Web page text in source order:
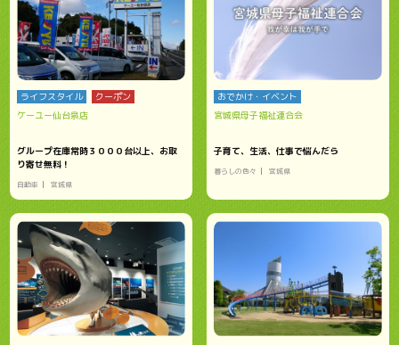
ライフスタイル
クーポン
ケーユー仙台泉店
グループ在庫常時３０００台以上、お取
り寄せ無料！
自動車 宮城県
おでかけ・イベント
宮城県母子福祉連合会
子育て、生活、仕事で悩んだら
暮らしの色々 宮城県